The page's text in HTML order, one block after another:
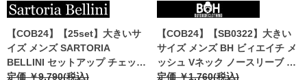
【COB24】【25set】大きいサ
イズ メンズ SARTORIA
BELLINI セットアップ チェック
ストレッチ パンツ 軽量 ウォッシ
定価 ￥9,790(税込)
【COB24】【SB0322】大きい
サイズ メンズ BH ビィエイチ メ
ッシュ Vネック ノースリーブ 肌
着 下着 インナーシャツ 吸水速乾
定価 ￥1,760(税込)